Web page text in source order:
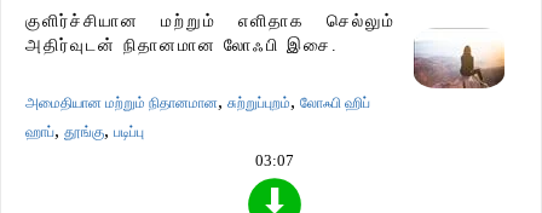
குளிர்ச்சியான மற்றும் எளிதாக செல்லும்
அதிர்வுடன் நிதானமான லோஃபி இசை.
அமைதியான மற்றும் நிதானமான, சுற்றுப்புறம், லோஃபி ஹிப்
ஹாப், தூங்கு, படிப்பு
03:07